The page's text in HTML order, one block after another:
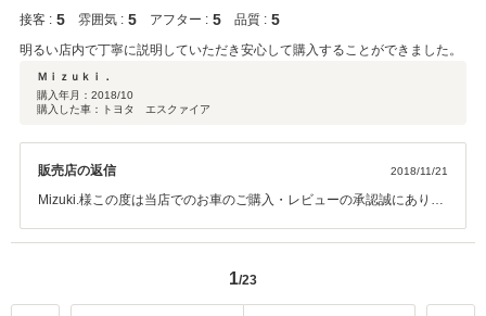
接客 : 5 雰囲気 : 5 アフター : 5 品質 : 5
明るい店内で丁寧に説明していただき安心して購入することができました。
Ｍｉｚｕｋｉ．
購入年月： 2018/10
購入した車：トヨタ エスクァイア
販売店の返信 2018/11/21
Mizuki.様この度は当店でのお車のご購入・レビューの承認誠にありが
アフターサービスでご満足いただけるように頑張りますので末永いお
1/23